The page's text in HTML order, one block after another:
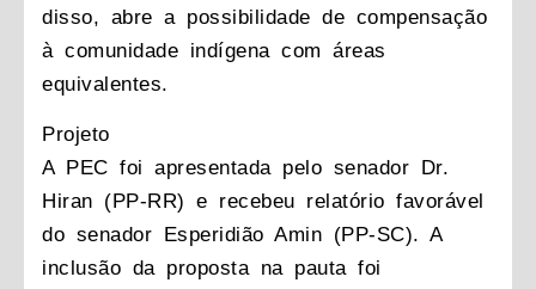
disso, abre a possibilidade de compensação
à comunidade indígena com áreas
equivalentes.
Projeto
A PEC foi apresentada pelo senador Dr.
Hiran (PP-RR) e recebeu relatório favorável
do senador Esperidião Amin (PP-SC). A
inclusão da proposta na pauta foi